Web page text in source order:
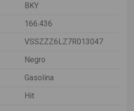
BKY
166.436
VSSZZZ6LZ7R013047
Negro
Gasolina
Hit